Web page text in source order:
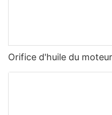
Orifice d'huile du